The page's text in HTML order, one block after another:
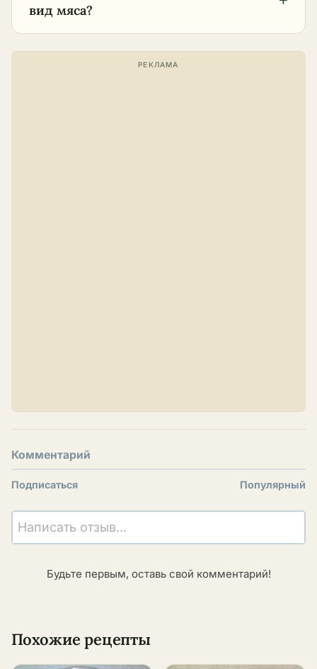
вид мяса?
Комментарий
Подписаться Популярный
Написать отзыв...
Будьте первым, оставь свой комментарий!
Похожие рецепты